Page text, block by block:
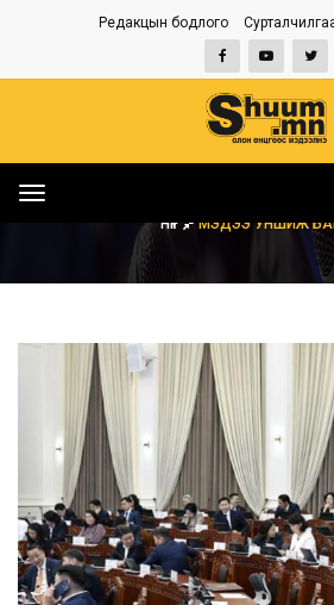
Редакцын бодлого
Toggle
НҮҮР МЭДЭЭ УНШИЖ